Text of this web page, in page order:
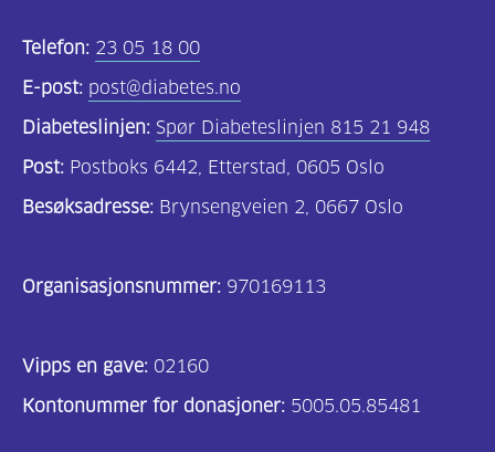
oppskrifter
(690)
oss
(302)
til
(195)
For
Telefon: 23 05 18 00
E-post: post@diabetes.no
Diabeteslinjen: Spør Diabeteslinjen 815 21 948
Post: Postboks 6442, Etterstad, 0605 Oslo
Besøksadresse: Brynsengveien 2, 0667 Oslo
Organisasjonsnummer: 970169113
Vipps en gave: 02160
Kontonummer for donasjoner: 5005.05.85481